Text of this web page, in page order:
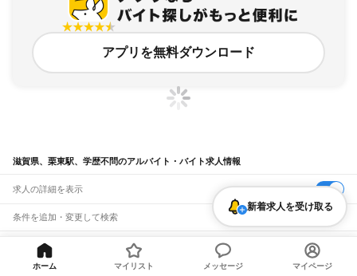
アプリを無料ダウンロード
滋賀県、栗東駅、学歴不問のアルバイト・バイト求人情報
求人の詳細を表示
条件を追加・変更して検索
市区町村を追加・変更
滋賀県
駅を追加・変更
関連キーワード
完全在宅ワーク 全国 シール貼り 在宅 現在地周辺ガチャガチャ
犬カフェ
新着求人を受け取る
ホーム マイリスト メッセージ マイページ